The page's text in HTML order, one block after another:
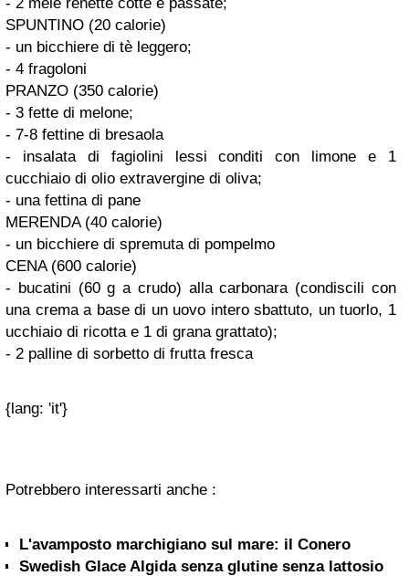
SPUNTINO (20 calorie)
- un bicchiere di tè leggero;
- 4 fragoloni
PRANZO (350 calorie)
- 3 fette di melone;
- 7-8 fettine di bresaola
- insalata di fagiolini lessi conditi con limone e 1
cucchiaio di olio extravergine di oliva;
- una fettina di pane
MERENDA (40 calorie)
- un bicchiere di spremuta di pompelmo
CENA (600 calorie)
- bucatini (60 g a crudo) alla carbonara (condiscili con
una crema a base di un uovo intero sbattuto, un tuorlo, 1
ucchiaio di ricotta e 1 di grana grattato);
- 2 palline di sorbetto di frutta fresca
{lang: 'it'}
Potrebbero interessarti anche :
L'avamposto marchigiano sul mare: il Conero
Swedish Glace Algida senza glutine senza lattosio